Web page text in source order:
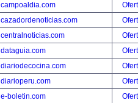
campoaldia.com
cazadordenoticias.com
centralnoticias.com
dataguia.com
diariodecocina.com
diarioperu.com
e-boletin.com